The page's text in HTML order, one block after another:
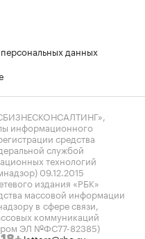
данных
информационного
средства
службой
технологий
09.12.2015
издания «РБК»
массовой информации
в сфере связи,
коммуникаций
ЭЛ №ФС77-82385)